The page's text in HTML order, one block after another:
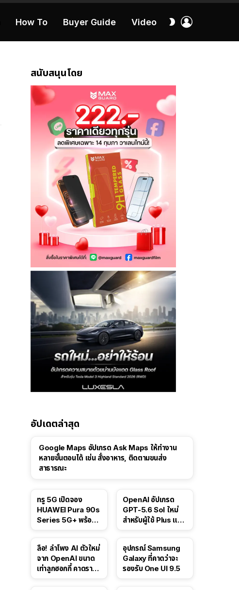
How To Buyer Guide Video
สลับ
สนับสนุนโดย
อัปเดตล่าสุด
Google Maps อัปเกรด Ask Maps ให้ทำงาน
หลายขั้นตอนได้ เช่น สั่งอาหาร, ติดตามขนส่ง
สาธารณะ
ทรู 5G เปิดจอง
HUAWEI Pura 90s
Series 5G+ พร้อม
OpenAI อัปเกรด
GPT-5.6 Sol ใหม่
สำหรับผู้ใช้ Plus และ
ลือ! ลำโพง AI ตัวใหม่
จาก OpenAI ขนาด
เท่าลูกฮอกกี้ คาดราคา
อุปกรณ์ Samsung
Galaxy ที่คาดว่าจะ
รองรับ One UI 9.5